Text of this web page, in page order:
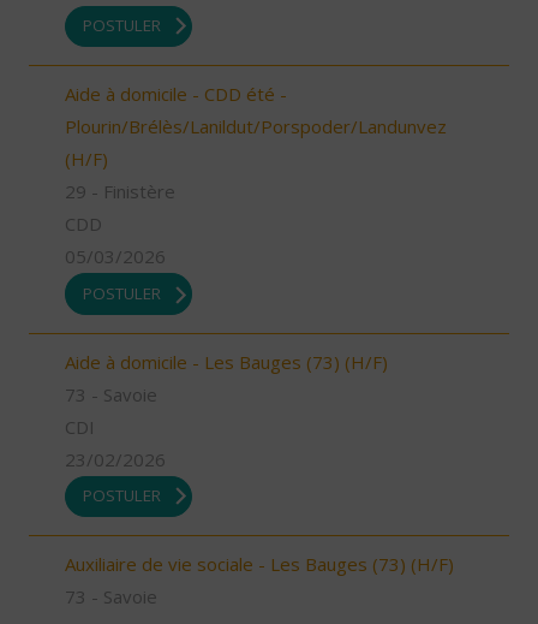
POSTULER
Aide à domicile - CDD été -
Plourin/Brélès/Lanildut/Porspoder/Landunvez
(H/F)
29 - Finistère
CDD
05/03/2026
POSTULER
Aide à domicile - Les Bauges (73) (H/F)
73 - Savoie
CDI
23/02/2026
POSTULER
Auxiliaire de vie sociale - Les Bauges (73) (H/F)
73 - Savoie